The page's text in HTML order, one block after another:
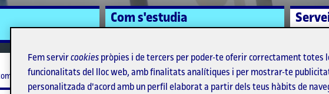
Com s'estudia
Alumni
Fem servircookies pròpies i de tercers per poder-te oferir correctament totes
funcionalitats del lloc web, amb finalitats analítiques i per mostrar-te
personalitzada d'acord amb un perfil elaborat a partir dels teus hàbits de